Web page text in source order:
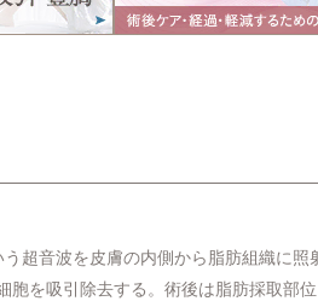
超音波を皮膚の内側から脂肪組織に
胞を吸引除去する。術後は脂肪採取部